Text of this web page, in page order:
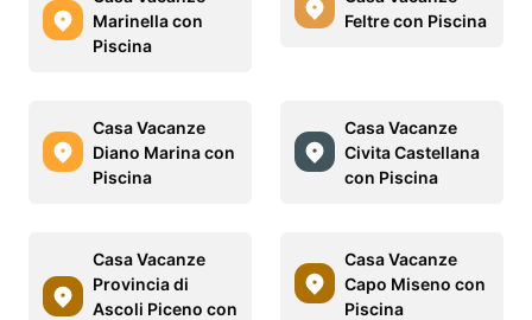
Marinella con
Piscina
Feltre con Piscina
Casa Vacanze
Diano Marina con
Piscina
Casa Vacanze
Civita Castellana
con Piscina
Casa Vacanze
Provincia di
Ascoli Piceno con
Casa Vacanze
Capo Miseno con
Piscina